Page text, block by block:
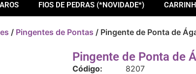
FIOS DE PEDRAS (*NOVIDADE*)
/ Pingentes de Pontas / Pingente de Ponta de
Pingente de Ponta de
Código:
8207